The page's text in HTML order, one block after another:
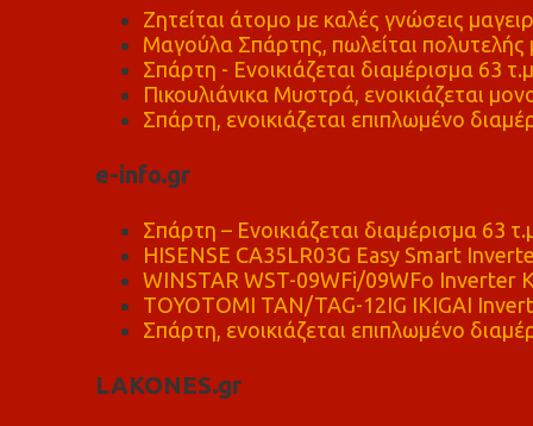
Ζητείται άτομο με καλές γνώσεις
Μαγούλα Σπάρτης, πωλείται πολυτελής
Σπάρτη - Ενοικιάζεται διαμέρισμα 63 τ.μ
Πικουλιάνικα Μυστρά, ενοικιάζεται
Σπάρτη, ενοικιάζεται επιπλωμένο
e-info.gr
Σπάρτη – Ενοικιάζεται διαμέρισμα 63
HISENSE CA35LR03G Easy Smart
WINSTAR WST-09WFi/09WFo Inverter
TOYOTOMI TAN/TAG-12IG IKIGAI
Σπάρτη, ενοικιάζεται επιπλωμένο
LAKONES.gr